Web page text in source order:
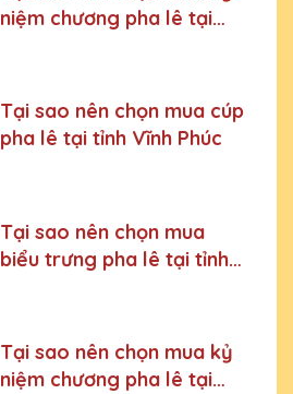
niệm chương pha lê tại
Tại sao nên chọn mua cúp
pha lê tại tỉnh Vĩnh Phúc
Tại sao nên chọn mua
biểu trưng pha lê tại tỉnh
Tại sao nên chọn mua kỷ
niệm chương pha lê tại